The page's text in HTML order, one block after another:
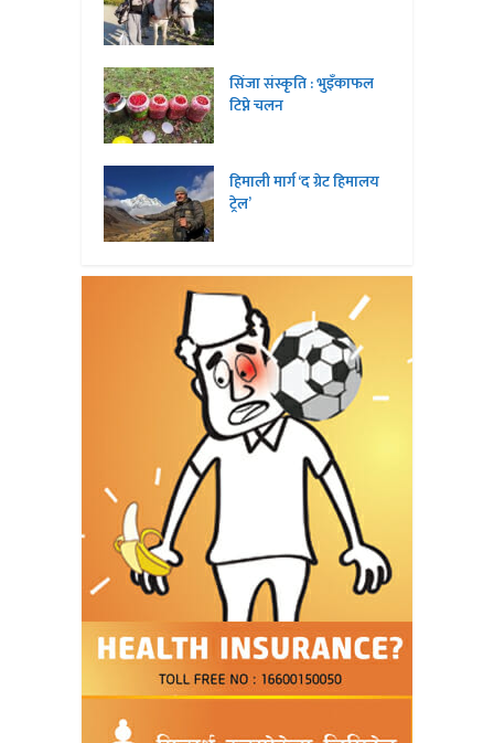
सिंजा संस्कृति : भुइँकाफल
टिप्ने चलन
हिमाली मार्ग ‘द ग्रेट हिमालय
ट्रेल’